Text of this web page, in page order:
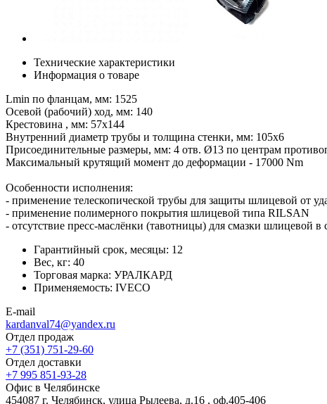
Технические характеристики
Информация о товаре
Lmin по фланцам, мм: 1525
Осевой (рабочий) ход, мм: 140
Крестовина , мм: 57х144
Внутренний диаметр трубы и толщина стенки, мм: 105х6
Присоединительные размеры, мм: 4 отв. Ø13 по центрам
Максимальный крутящий момент до деформации - 17000 Nm
Особенности исполнения:
- применение телескопической трубы для защиты шлицевой от
- применение полимерного покрытия шлицевой типа RILSAN
- отсутствие пресс-маслёнки (тавотницы) для смазки шлицевой
Гарантийный срок, месяцы: 12
Вес, кг: 40
Торговая марка: УРАЛКАРД
Применяемость: IVECO
E-mail
kardanval74@yandex.ru
Отдел продаж
+7 (351) 751-29-60
Отдел доставки
+7 995 851-93-28
Офис в Челябинске
454087 г. Челябинск, улица Рылеева, д.16 , оф.405-406